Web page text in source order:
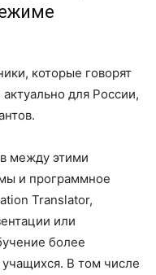
которые говорят
для России,
между этими
и программное
Translator,
или
более
В том числе